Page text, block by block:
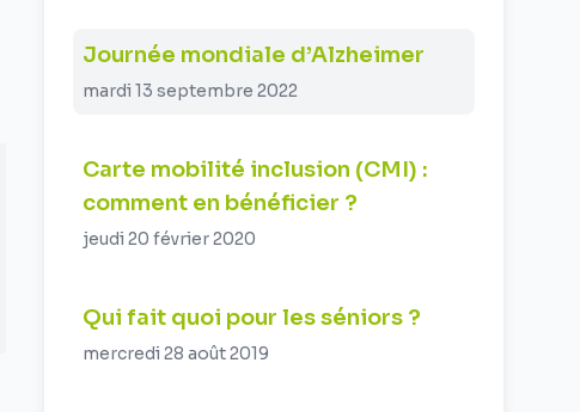
Journée mondiale d’Alzheimer
mardi 13 septembre 2022
Carte mobilité inclusion (CMI) :
comment en bénéficier ?
jeudi 20 février 2020
Qui fait quoi pour les séniors ?
mercredi 28 août 2019